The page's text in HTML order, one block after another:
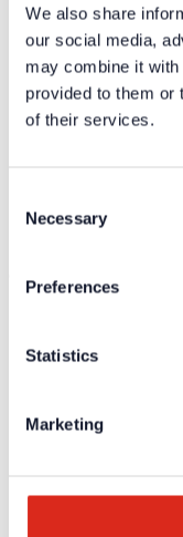
We also share
our social media,
may combine it with
provided to them or
of their services.
Selection
Necessary
Preferences
Statistics
Marketing
Training/
Mediathek
Kontakt
Vertrieb
© Detectomat Systems
Impressum